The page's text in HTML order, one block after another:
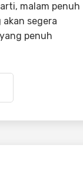
malam penuh
segera
penuh